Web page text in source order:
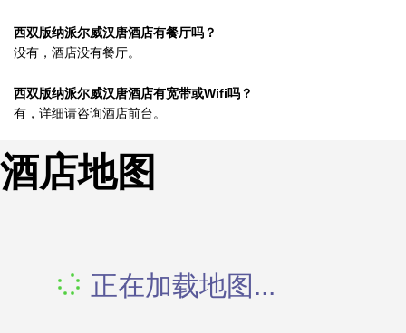
西双版纳派尔威汉唐酒店有餐厅吗？
没有，酒店没有餐厅。
西双版纳派尔威汉唐酒店有宽带或Wifi吗？
有，详细请咨询酒店前台。
酒店地图
正在加载地图...